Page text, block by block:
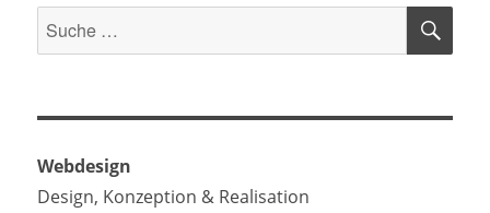
Suche
nach:
Webdesign
Design, Konzeption & Realisation